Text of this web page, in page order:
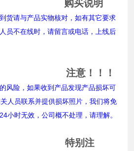
购买说明
货请与产品实物核对，如有其它要求
员不在线时，请留言或电话，上线后
注意！！！
风险，如果收到产品发现产品损坏可
人员联系并提供损坏照片，我们将免
小时无效，公司概不处理，请理解。
特别注